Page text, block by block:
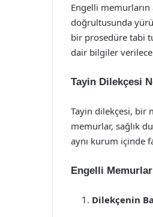
Engelli
doğrultusunda
bir prosedüre tabi
dair bilgiler
Tayin Dilekçesi
Tayin dilekçesi, bir
memurlar, sağlık
aynı kurum içinde
Engelli
Dilekçenin